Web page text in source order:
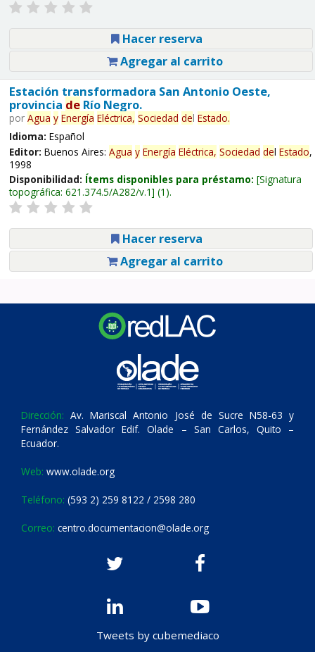
Hacer reserva
Agregar al carrito
Estación transformadora San Antonio Oeste,
provincia deRío Negro.
por Agua y Energía Eléctrica, Sociedad del Estado.
Idioma: Español
Editor: Buenos Aires: Agua y Energía Eléctrica, Sociedad del Estado,
1998
Disponibilidad: Ítems disponibles para préstamo: Signatura
topográfica: 621.374.5/A282/v.1 (1).
Hacer reserva
Agregar al carrito
Dirección: Av. Mariscal Antonio José de Sucre N58-63 y
Fernández Salvador Edif. Olade – San Carlos, Quito –
Ecuador.
Web: www.olade.org
Teléfono: (593 2) 259 8122 / 2598 280
Correo: centro.documentacion@olade.org
Tweets by cubemediaco